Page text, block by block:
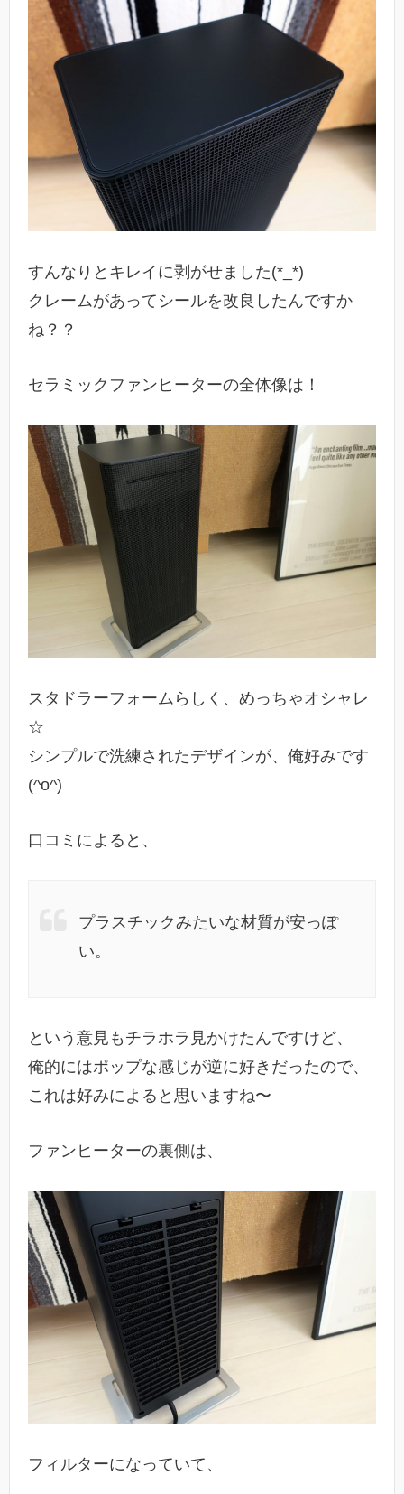
すんなりとキレイに剥がせました(*_*)
クレームがあってシールを改良したんですか
ね？？
セラミックファンヒーターの全体像は！
スタドラーフォームらしく、めっちゃオシャレ
☆
シンプルで洗練されたデザインが、俺好みです
(^o^)
口コミによると、
プラスチックみたいな材質が安っぽ
い。
という意見もチラホラ見かけたんですけど、
俺的にはポップな感じが逆に好きだったので、
これは好みによると思いますね〜
ファンヒーターの裏側は、
フィルターになっていて、